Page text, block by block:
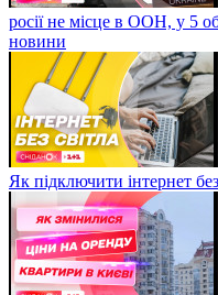
росії не місце в ООН, у 5
новини
Як підключити інтернет без